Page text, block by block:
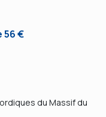
56 €
du Massif du